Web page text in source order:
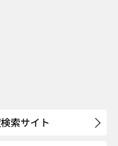
索サイト